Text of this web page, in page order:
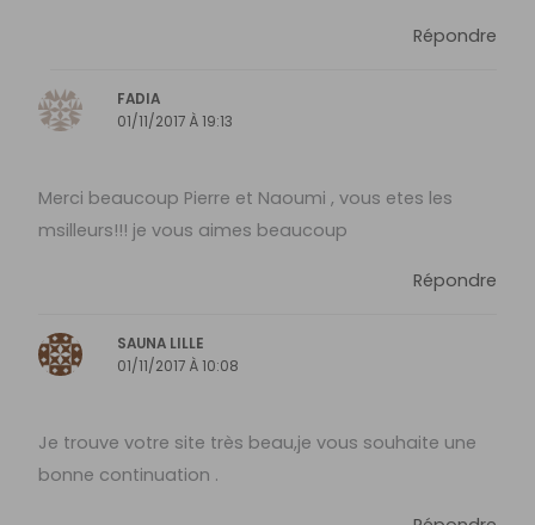
Répondre
FADIA
01/11/2017 À 19:13
Merci beaucoup Pierre et Naoumi , vous etes les
msilleurs!!! je vous aimes beaucoup
Répondre
SAUNA LILLE
01/11/2017 À 10:08
Je trouve votre site très beau,je vous souhaite une
bonne continuation .